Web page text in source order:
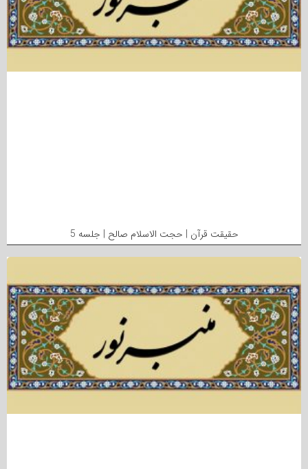
حقیقت قرآن | حجت الاسلام صالح | جلسه 5